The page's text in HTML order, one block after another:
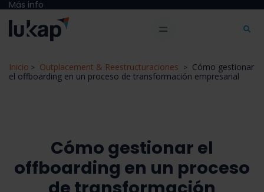
Más info
Inicio > Outplacement & Reestructuraciones > Cómo gestionar
el offboarding en un proceso de transformación empresarial
Cómo gestionar el
offboarding en un proceso